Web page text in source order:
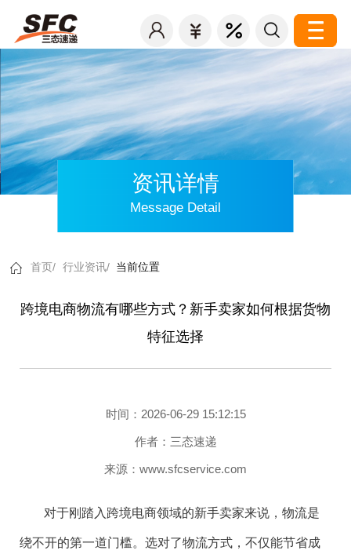
资讯详情
Message Detail
首页/ 行业资讯/ 当前位置
跨境电商物流有哪些方式？新手卖家如何根据货物
特征选择
时间：2026-06-29 15:12:15
作者：三态速递
来源：www.sfcservice.com
对于刚踏入跨境电商领域的新手卖家来说，物流是
绕不开的第一道门槛。选对了物流方式，不仅能节省成